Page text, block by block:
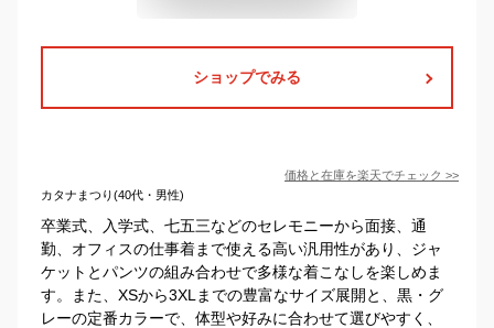
ショップでみる
価格と在庫を楽天でチェック >>
カタナまつり(40代・男性)
卒業式、入学式、七五三などのセレモニーから面接、通
勤、オフィスの仕事着まで使える高い汎用性があり、ジャ
ケットとパンツの組み合わせで多様な着こなしを楽しめま
す。また、XSから3XLまでの豊富なサイズ展開と、黒・グ
レーの定番カラーで、体型や好みに合わせて選びやすく、